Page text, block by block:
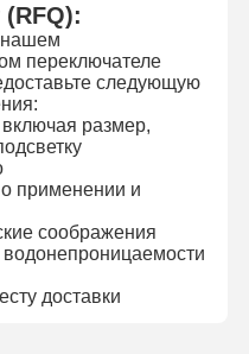
нашем
переключателе
следующую
размер,
применении и
соображения
доставки